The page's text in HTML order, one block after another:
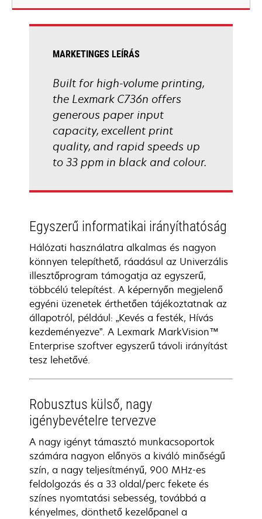
new
MARKETINGES LEÍRÁS
Built for high-volume printing,
the Lexmark C736n offers
generous paper input
capacity, excellent print
quality, and rapid speeds up
to 33 ppm in black and colour.
Egyszerű informatikai irányíthatóság
Hálózati használatra alkalmas és nagyon
könnyen telepíthető, ráadásul az Univerzális
illesztőprogram támogatja az egyszerű,
többcélú telepítést. A képernyőn megjelenő
egyéni üzenetek érthetően tájékoztatnak az
állapotról, például: „Kevés a festék, Hívás
kezdeményezve”. A Lexmark MarkVision™
Enterprise szoftver egyszerű távoli irányítást
tesz lehetővé.
Robusztus külső, nagy
igénybevételre tervezve
A nagy igényt támasztó munkacsoportok
számára nagyon előnyös a kiváló minőségű
szín, a nagy teljesítményű, 900 MHz-es
feldolgozás és a 33 oldal/perc fekete és
színes nyomtatási sebesség, továbbá a
kényelmes, dönthető kezelőpanel a